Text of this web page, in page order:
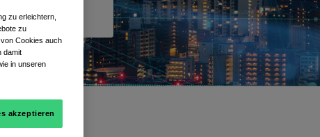
zu erleichtern,
zu
Cookies auch
damit
in unseren
akzeptieren